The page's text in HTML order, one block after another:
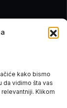
kako bismo
da vidimo šta vas
Klikom